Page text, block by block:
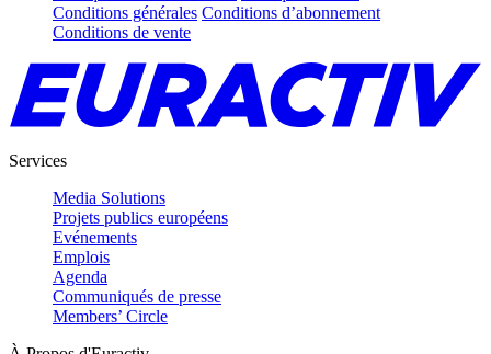
Conditions générales Conditions d’abonnement
Conditions de vente
Services
Media Solutions
Projets publics européens
Evénements
Emplois
Agenda
Communiqués de presse
Members’ Circle